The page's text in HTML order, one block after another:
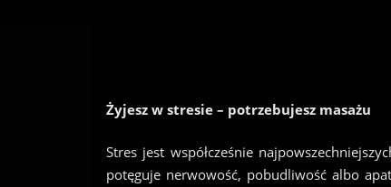
Żyjesz w stresie – potrzebujesz masażu
Stres jest współcześnie
potęguje nerwowość, pobudliwość albo